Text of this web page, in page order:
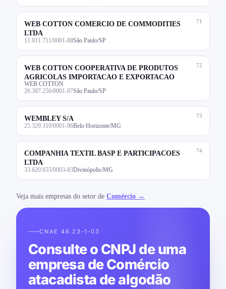
71
WEB COTTON COMERCIO DE COMMODITIES
LTDA
11.011.711/0001-88São Paulo/SP
72
WEB COTTON COOPERATIVA DE PRODUTOS
AGRICOLAS IMPORTACAO E EXPORTACAO
WEB COTTON
26.387.256/0001-97São Paulo/SP
73
WEMBLEY S/A
25.329.319/0001-96Belo Horizonte/MG
74
COMPANHIA TEXTIL BASP E PARTICIPACOES
LTDA
33.620.655/0003-83Divinópolis/MG
Veja mais empresas do setor de Comércio →
CNAE 46.23-1-03
Consulte o CNPJ de uma
empresa de Comércio
atacadista de algodão